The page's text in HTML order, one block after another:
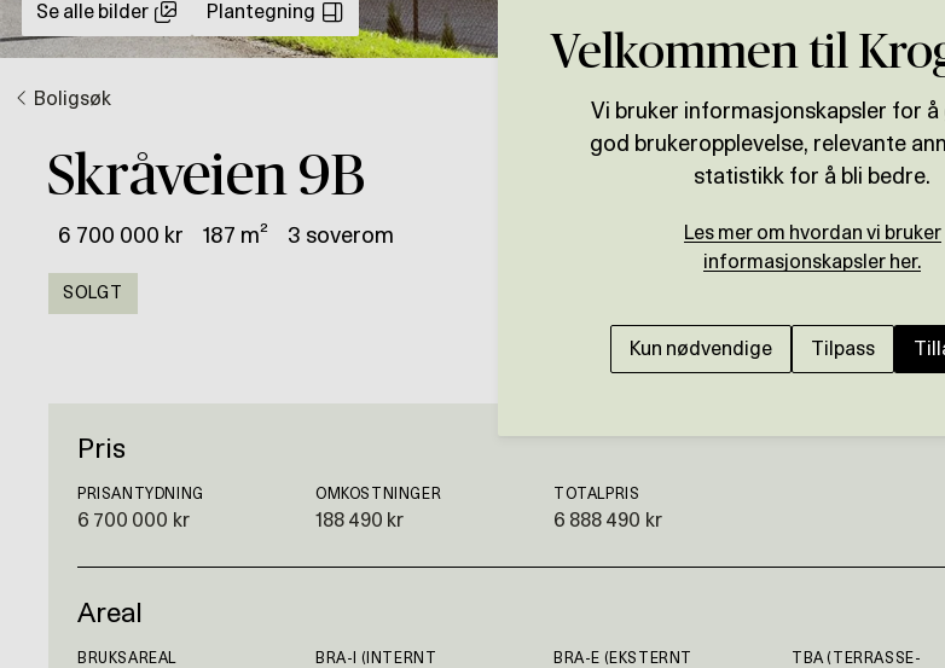
Se alle bilder Plantegning
Boligsøk
Skråveien 9B
6 700 000 kr 187 m² 3 soverom
SOLGT
SKI
Romslig
område |
Pris
PRISANTYDNING
6 700 000 kr
OMKOSTNINGER
188 490 kr
TOTALPRIS
6 888 490 kr
Areal
BRUKSAREAL
BRA-I (INTERNT
BRA-E (EKSTERNT
TBA (TERRASSE-
Velkommen til
Vi bruker informasjonskapsler for å
god brukeropplevelse, relevante
statistikk for å bli bedre.
Les mer om hvordan vi bruker
informasjonskapsler her.
Kun nødvendige Tilpass